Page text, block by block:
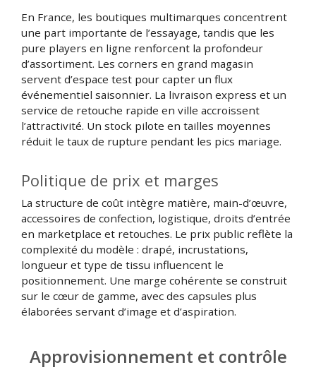
En France, les boutiques multimarques concentrent
une part importante de l’essayage, tandis que les
pure players en ligne renforcent la profondeur
d’assortiment. Les corners en grand magasin
servent d’espace test pour capter un flux
événementiel saisonnier. La livraison express et un
service de retouche rapide en ville accroissent
l’attractivité. Un stock pilote en tailles moyennes
réduit le taux de rupture pendant les pics mariage.
Politique de prix et marges
La structure de coût intègre matière, main-d’œuvre,
accessoires de confection, logistique, droits d’entrée
en marketplace et retouches. Le prix public reflète la
complexité du modèle : drapé, incrustations,
longueur et type de tissu influencent le
positionnement. Une marge cohérente se construit
sur le cœur de gamme, avec des capsules plus
élaborées servant d’image et d’aspiration.
Approvisionnement et contrôle